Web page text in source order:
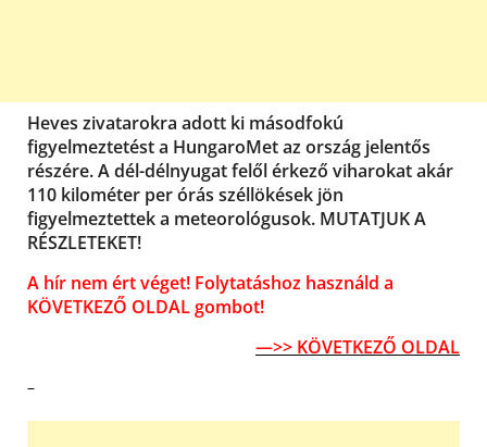
Heves zivatarokra adott ki másodfokú
figyelmeztetést a HungaroMet az ország jelentős
részére. A dél-délnyugat felől érkező viharokat akár
110 kilométer per órás széllökések jön
figyelmeztettek a meteorológusok. MUTATJUK A
RÉSZLETEKET!
A hír nem ért véget! Folytatáshoz használd a
KÖVETKEZŐ OLDAL gombot!
—>> KÖVETKEZŐ OLDAL
–